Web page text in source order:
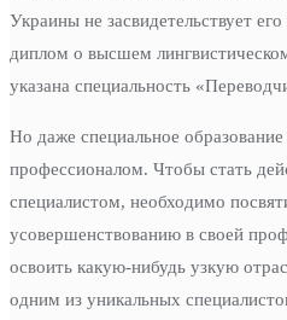
Украины не засвидетельствует
диплом о высшем
указана специальность
Но даже специальное
профессионалом. Чтобы стать
специалистом, необходимо
усовершенствованию в своей
освоить какую-нибудь узкую
одним из уникальных